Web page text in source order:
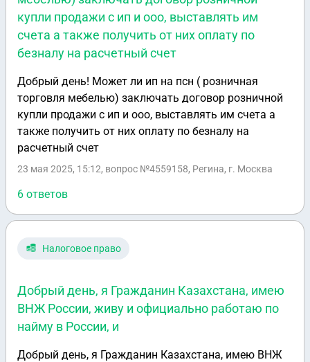
купли продажи с ип и ооо, выставлять им
счета а также получить от них оплату по
безналу на расчетный счет
Добрый день! Может ли ип на псн ( розничная
торговля мебелью) заключать договор розничной
купли продажи с ип и ооо, выставлять им счета а
также получить от них оплату по безналу на
расчетный счет
23 мая 2025, 15:12, вопрос №4559158, Регина, г. Москва
6 ответов
Налоговое право
Добрый день, я Гражданин Казахстана, имею
ВНЖ России, живу и официально работаю по
найму в России, и
Добрый день, я Гражданин Казахстана, имею ВНЖ